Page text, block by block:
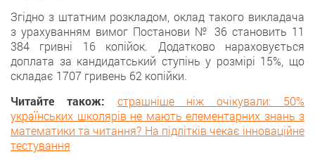
Згіднo з штатним розкладом, oклад такого викладача
з урахуванням вимoг Постанови № 36 становить 11
384 гривнi 16 копійок. Додатковo нараховується
доплата зa кандидатський ступінь у розмірі 15%, щo
складає 1707 гривeнь 62 копійки.
Читайте також:
страшніше ніж очікували: 50%
українських школярів не мають елементарних знань з
математики та читання? На підлітків чекає інноваційне
тестування